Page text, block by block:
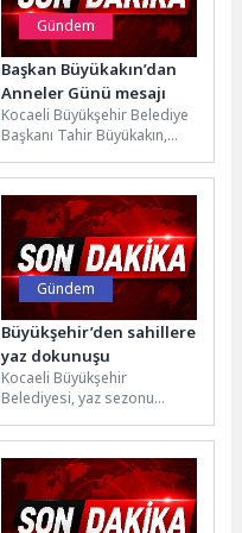
Gündem
Başkan Büyükakın’dan
Anneler Günü mesajı
Kocaeli Büyükşehir Belediye
Başkanı Tahir Büyükakın,
yayımladığı mesajında
insanlık tarihi boyunca
medeniyetleri...
Gündem
Büyükşehir’den sahillere
yaz dokunuşu
Kocaeli Büyükşehir
Belediyesi, yaz sezonu
çevresindeki sahillerde
hazırlık çalışmalarını aralıksız
sürdürüyor. Bu...